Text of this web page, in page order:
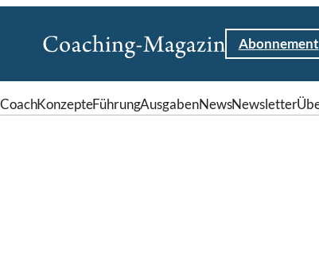
Abonnement
KonzepteFührungAusgabenNewsNewsletter